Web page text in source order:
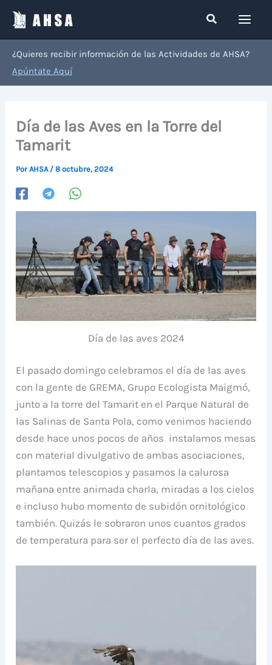
contenido
Buscar
¿Quieres recibir información de las Actividades de AHSA?
Apúntate Aquí
Día de las Aves en la Torre del
Tamarit
PorAHSA /8 octubre, 2024
Día de las aves 2024
El pasado domingo celebramos el día de las aves
con la gente de GREMA, Grupo Ecologista Maigmó,
junto a la torre del Tamarit en el Parque Natural de
las Salinas de Santa Pola, como venimos haciendo
desde hace unos pocos de años instalamos mesas
con material divulgativo de ambas asociaciones,
plantamos telescopios y pasamos la calurosa
mañana entre animada charla, miradas a los cielos
e incluso hubo momento de subidón ornitológico
también. Quizás le sobraron unos cuantos grados
de temperatura para ser el perfecto día de las aves.